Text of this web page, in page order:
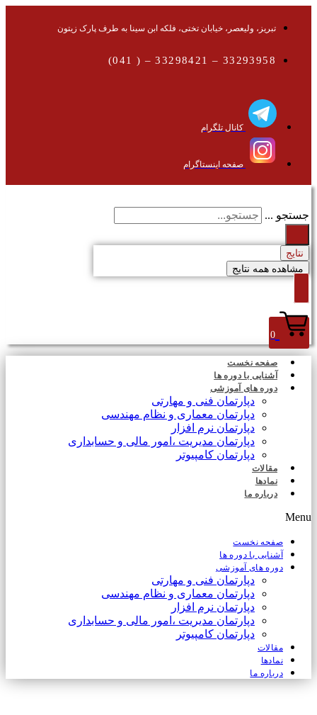
تبریز، ولیعصر، خیابان تختی، فلکه ابن سینا به طرف پارک زیتون
33293958 – 33298421 – ( 041)
کانال تلگرام
صفحه اینستاگرام
جستجو ...
نتایج
مشاهده همه نتایج
0
صفحه نخست
آشنایی با دوره ها
دوره های آموزشی
دپارتمان فنی و مهارتی
دپارتمان معماری و نظام مهندسی
دپارتمان نرم افزار
دپارتمان مدیریت ،امور مالی و حسابداری
دپارتمان کامپیوتر
مقالات
نمادها
درباره ما
Menu
صفحه نخست
آشنایی با دوره ها
دوره های آموزشی
دپارتمان فنی و مهارتی
دپارتمان معماری و نظام مهندسی
دپارتمان نرم افزار
دپارتمان مدیریت ،امور مالی و حسابداری
دپارتمان کامپیوتر
مقالات
نمادها
درباره ما